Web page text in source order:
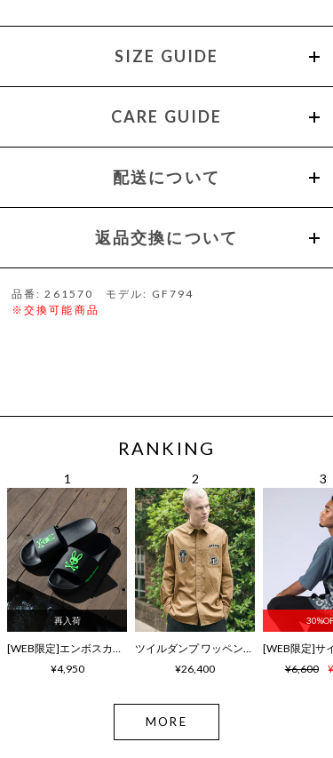
SIZE GUIDE
CARE GUIDE
配送について
返品交換について
品番: 261570 モデル: GF794
※交換可能商品
RANKING
再入荷
[WEB限定]エンボスカラーロゴ シャワーサンダル
¥4,950
ツイルダンプ ワッペン刺繍ワッシャーシャツ
¥26,400
¥6,600
MORE